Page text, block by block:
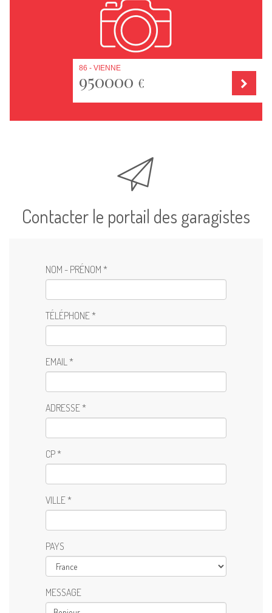
86 - VIENNE
950000 €
Contacter le portail des garagistes
NOM - PRÉNOM *
TÉLÉPHONE *
EMAIL *
ADRESSE *
CP *
VILLE *
PAYS
MESSAGE